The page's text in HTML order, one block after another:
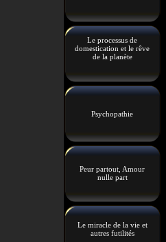
Le processus de
domestication et le rêve
de la planète
Psychopathie
Peur partout, Amour
nulle part
Le miracle de la vie et
autres futilités